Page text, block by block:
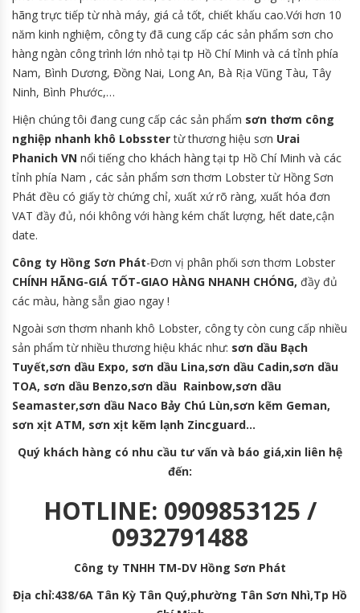
hãng trực tiếp từ nhà máy, giá cả tốt, chiết khấu cao.Với hơn 10
năm kinh nghiệm, công ty đã cung cấp các sản phẩm sơn cho
hàng ngàn công trình lớn nhỏ tại tp Hồ Chí Minh và cá tỉnh phía
Nam, Bình Dương, Đồng Nai, Long An, Bà Rịa Vũng Tàu, Tây
Ninh, Bình Phước,…
Hiện chúng tôi đang cung cấp các sản phẩm sơn thơm công
nghiệp nhanh khô Lobsstertừ thương hiệu sơn Urai
Phanich VN nổi tiếng cho khách hàng tại tp Hồ Chí Minh và các
tỉnh phía Nam , các sản phẩm sơn thơm Lobster từ Hồng Sơn
Phát đều có giấy tờ chứng chỉ, xuất xứ rõ ràng, xuất hóa đơn
VAT đầy đủ, nói không với hàng kém chất lượng, hết date,cận
date.
Công ty Hồng Sơn Phát-Đơn vị phân phối sơn thơm Lobster
CHÍNH HÃNG-GIÁ TỐT-GIAO HÀNG NHANH CHÓNG, đầy đủ
các màu, hàng sẵn giao ngay !
Ngoài sơn thơm nhanh khô Lobster, công ty còn cung cấp nhiều
sản phẩm từ nhiều thương hiệu khác như: sơn dầu Bạch
Tuyết,sơn dầu Expo, sơn dầu Lina,sơn dầu Cadin,sơn dầu
TOA, sơn dầu Benzo,sơn dầu Rainbow,sơn dầu
Seamaster,sơn dầu Naco Bảy Chú Lùn,sơn kẽm Geman,
sơn xịt ATM, sơn xịt kẽm lạnh Zincguard…
Quý khách hàng có nhu cầu tư vấn và báo giá,xin liên hệ
đến:
HOTLINE: 0909853125 /
0932791488
Công ty TNHH TM-DV Hồng Sơn Phát
Địa chỉ:438/6A Tân Kỳ Tân Quý,phường Tân Sơn Nhì,Tp Hồ